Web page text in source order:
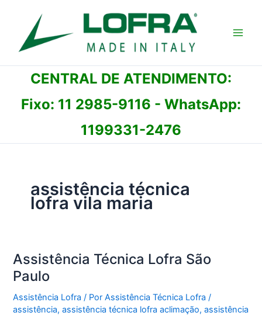
conteúdo
CENTRAL DE ATENDIMENTO:
Fixo: 11 2985-9116 - WhatsApp:
1199331-2476
assistência técnica
lofra vila maria
Assistência Técnica Lofra São
Paulo
Assistência Lofra / PorAssistência Técnica Lofra/
assistência,assistência técnica lofra aclimação,assistência